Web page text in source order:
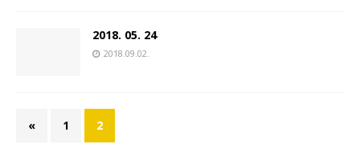
2018. 05. 24
2018.09.02.
« 1 2